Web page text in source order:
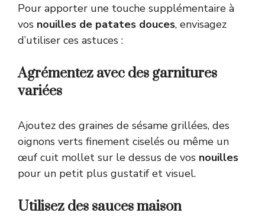
Pour apporter une touche supplémentaire à
vos nouilles de patates douces, envisagez
d’utiliser ces astuces :
Agrémentez avec des garnitures
variées
Ajoutez des graines de sésame grillées, des
oignons verts finement ciselés ou même un
œuf cuit mollet sur le dessus de vos nouilles
pour un petit plus gustatif et visuel.
Utilisez des sauces maison